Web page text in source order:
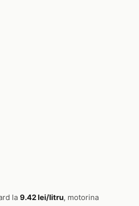
la 9.42 lei/litru, motorina